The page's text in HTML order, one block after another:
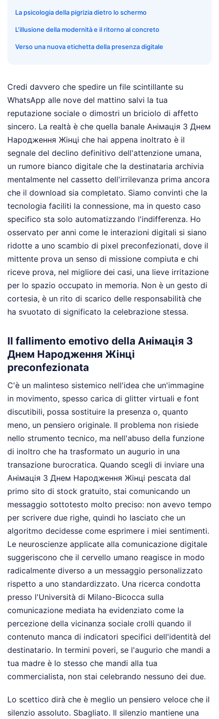
La psicologia della pigrizia dietro lo schermo
L'illusione della modernità e il ritorno al concreto
Verso una nuova etichetta della presenza digitale
Credi davvero che spedire un file scintillante su
WhatsApp alle nove del mattino salvi la tua
reputazione sociale o dimostri un briciolo di affetto
sincero. La realtà è che quella banale Анімація З Днем
Народження Жінці che hai appena inoltrato è il
segnale del declino definitivo dell'attenzione umana,
un rumore bianco digitale che la destinataria archivia
mentalmente nel cassetto dell'irrilevanza prima ancora
che il download sia completato. Siamo convinti che la
tecnologia faciliti la connessione, ma in questo caso
specifico sta solo automatizzando l'indifferenza. Ho
osservato per anni come le interazioni digitali si siano
ridotte a uno scambio di pixel preconfezionati, dove il
mittente prova un senso di missione compiuta e chi
riceve prova, nel migliore dei casi, una lieve irritazione
per lo spazio occupato in memoria. Non è un gesto di
cortesia, è un rito di scarico delle responsabilità che
ha svuotato di significato la celebrazione stessa.
Il fallimento emotivo della Анімація З
Днем Народження Жінці
preconfezionata
C'è un malinteso sistemico nell'idea che un'immagine
in movimento, spesso carica di glitter virtuali e font
discutibili, possa sostituire la presenza o, quanto
meno, un pensiero originale. Il problema non risiede
nello strumento tecnico, ma nell'abuso della funzione
di inoltro che ha trasformato un augurio in una
transazione burocratica. Quando scegli di inviare una
Анімація З Днем Народження Жінці pescata dal
primo sito di stock gratuito, stai comunicando un
messaggio sottotesto molto preciso: non avevo tempo
per scrivere due righe, quindi ho lasciato che un
algoritmo decidesse come esprimere i miei sentimenti.
Le neuroscienze applicate alla comunicazione digitale
suggeriscono che il cervello umano reagisce in modo
radicalmente diverso a un messaggio personalizzato
rispetto a uno standardizzato. Una ricerca condotta
presso l'Università di Milano-Bicocca sulla
comunicazione mediata ha evidenziato come la
percezione della vicinanza sociale crolli quando il
contenuto manca di indicatori specifici dell'identità del
destinatario. In termini poveri, se l'augurio che mandi a
tua madre è lo stesso che mandi alla tua
commercialista, non stai celebrando nessuno dei due.
Lo scettico dirà che è meglio un pensiero veloce che il
silenzio assoluto. Sbagliato. Il silenzio mantiene una